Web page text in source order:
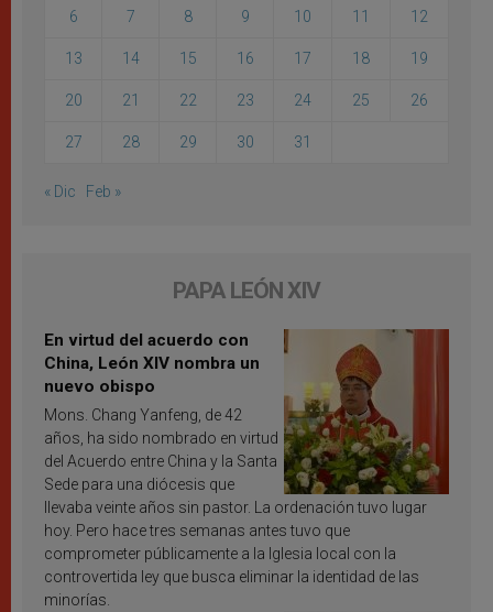
6 7 8 9 10 11 12
13 14 15 16 17 18 19
20 21 22 23 24 25 26
27 28 29 30 31
« Dic Feb »
PAPA LEÓN XIV
En virtud del acuerdo con
China, León XIV nombra un
nuevo obispo
Mons. Chang Yanfeng, de 42
años, ha sido nombrado en virtud
del Acuerdo entre China y la Santa
Sede para una diócesis que
llevaba veinte años sin pastor. La ordenación tuvo lugar
hoy. Pero hace tres semanas antes tuvo que
comprometer públicamente a la Iglesia local con la
controvertida ley que busca eliminar la identidad de las
minorías.